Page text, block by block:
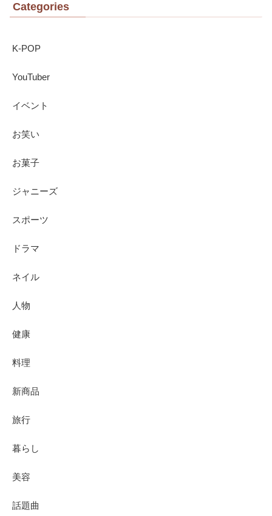
Categories
K-POP
YouTuber
イベント
お笑い
お菓子
ジャニーズ
スポーツ
ドラマ
ネイル
人物
健康
料理
新商品
旅行
暮らし
美容
話題曲